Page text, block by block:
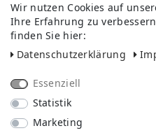
Wir nutzen Cookies auf
Ihre Erfahrung zu
finden Sie hier:
Daten­schutz­erklärung
Essenziell
Statistik
Marketing